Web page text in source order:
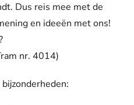
Dus reis mee met de
en ideeën met ons!
nr. 4014)